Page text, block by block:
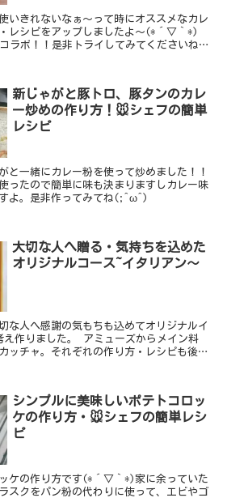
いきれないなぁ～って時にオススメなカレ
レシピをアップしましたよ～(*´▽｀*)
ラボ！！是非トライしてみてくださいね
新じゃがと豚トロ、豚タンのカレ
ー炒めの作り方！🐭シェフの簡単
レシピ
と一緒にカレー粉を使って炒めました！！
ったので簡単に味も決まりますしカレー味
よ。是非作ってみてね(;^ω^)
大切な人へ贈る・気持ちを込めた
オリジナルコース~イタリアン～
な人へ感謝の気もちも込めてオリジナルイ
え作りました。 アミューズからメイン料
ッチャ。それぞれの作り方・レシピも後々
シンプルに美味しいポテトコロッ
ケの作り方・🐭シェフの簡単レシ
ピ
ケの作り方です(*´▽｀*)家に余っていた
スクをパン粉の代わりに使って、エビやゴ